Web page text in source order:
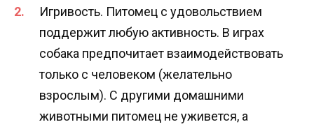
Игривость. Питомец с удовольствием
поддержит любую активность. В играх
собака предпочитает взаимодействовать
только с человеком (желательно
взрослым). С другими домашними
животными питомец не уживется, а